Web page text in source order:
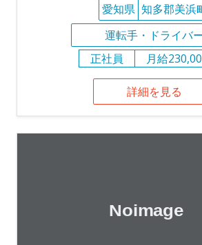
愛知県 知多郡美浜
運転手・ドライバ
正社員
月給
詳細を見る